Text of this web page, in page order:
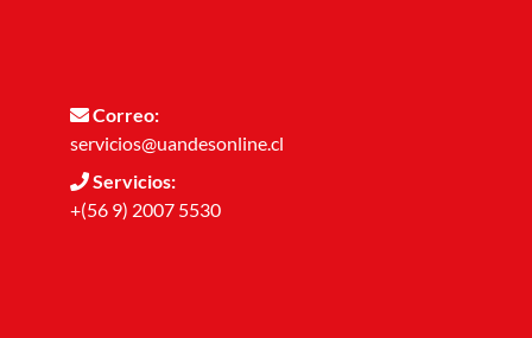
Correo:
servicios@uandesonline.cl
Servicios:
+(56 9) 2007 5530